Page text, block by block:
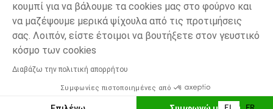
κουμπί για να βάλουμε τα cookies μας στο φούρνο και
να μαζέψουμε μερικά ψίχουλα από τις προτιμήσεις
σας. Λοιπόν, είστε έτοιμοι να βουτήξετε στον γευστικό
κόσμο των cookies
Διαβάζω την πολιτική απορρήτου
Συμφωνίες πιστοποιημένες από
Γκρι
one
Δυνατότητα πληρωμής με
ΕΠΙΛΟΓΗ ΜΕΓΕΘΟΥΣ
Προσωπικά δεδομένα
Διαχείρηση των cookies
Προσβασιμότητα: μη συμμορφούμενη
H Orchestra συμμετέχει στον κωδικά δεοντολογίας και στο σύστημα
μεσολάβησης της Γαλλικής Ομοσπονδίας Ηλεκτρονικού Εμπορίου.